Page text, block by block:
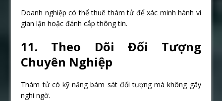
Doanh nghiệp có thể thuê thám tử để xác minh hành vi
gian lận hoặc đánh cắp thông tin.
11. Theo Dõi Đối Tượng
Chuyên Nghiệp
Thám tử có kỹ năng bám sát đối tượng mà không gây
nghi ngờ.